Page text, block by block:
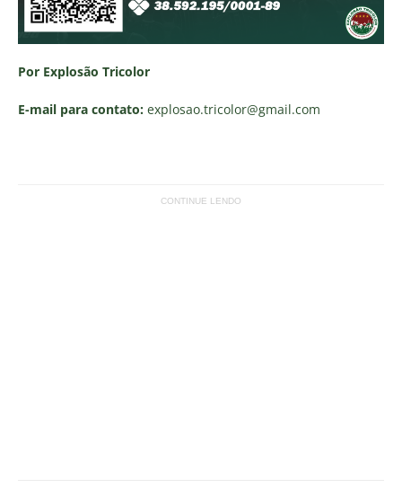
Por Explosão Tricolor
E-mail para contato: explosao.tricolor@gmail.com
CONTINUE LENDO